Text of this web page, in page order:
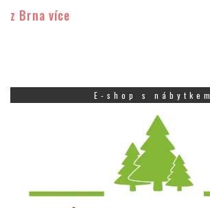
z Brna více
E-shop s nábytkem